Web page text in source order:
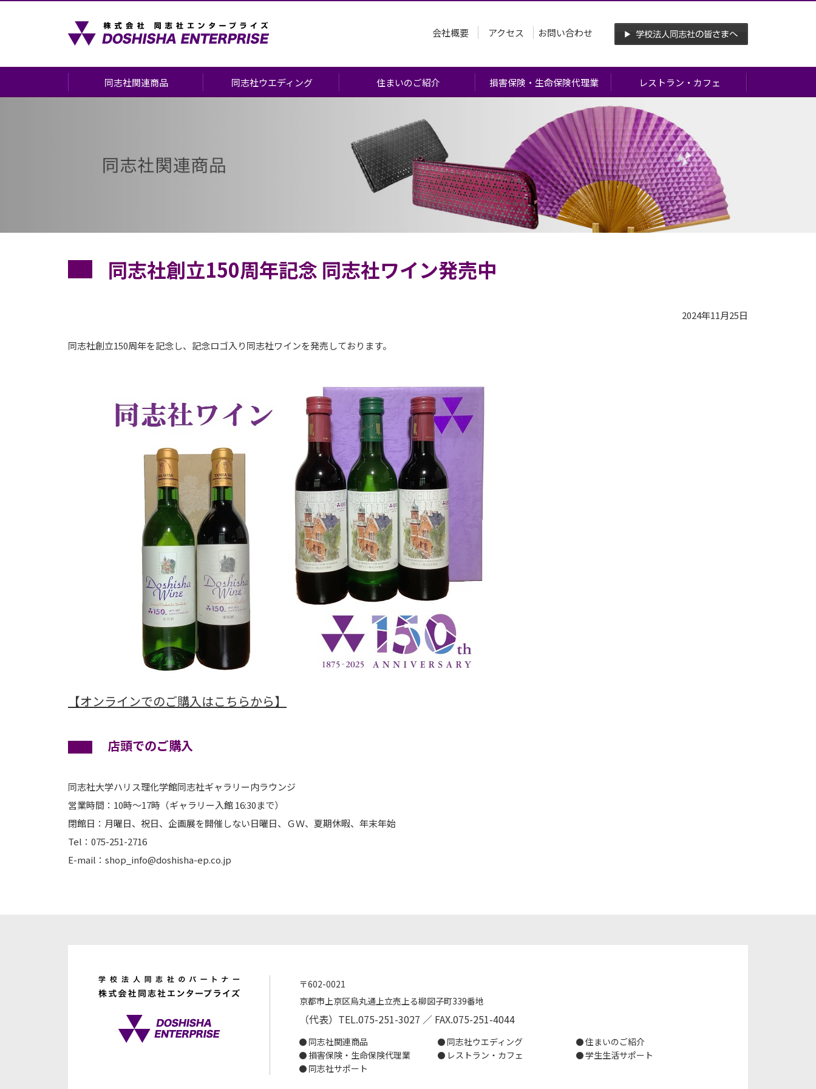
会社概要 アクセス お問い合わせ
同志社関連商品
お酒・食品
ショッピングカート
同志社ウエディング
お申し込みの流れ
よくあるご質問
住まいのご紹介 損害保険・生命保険代理業 レストラン・カフェ
同志社創立150周年記念 同志社ワイン発売中
2024年11月25日
同志社創立150周年を記念し、記念ロゴ入り同志社ワインを発売しております。
【オンラインでのご購入はこちらから】
店頭でのご購入
同志社大学ハリス理化学館同志社ギャラリー内ラウンジ
営業時間：10時～17時（ギャラリー入館 16:30まで）
閉館日：月曜日、祝日、企画展を開催しない日曜日、ＧＷ、夏期休暇、年末年始
Tel：075-251-2716
E-mail：shop_info@doshisha-ep.co.jp
〒602-0021
京都市上京区烏丸通上立売上る柳図子町339番地
（代表）TEL.075-251-3027 ／ FAX.075-251-4044
同志社関連商品 同志社ウエディング
住まいのご紹介
損害保険・生命保険代理業
レストラン・カフェ
学生生活サポート
同志社サポート